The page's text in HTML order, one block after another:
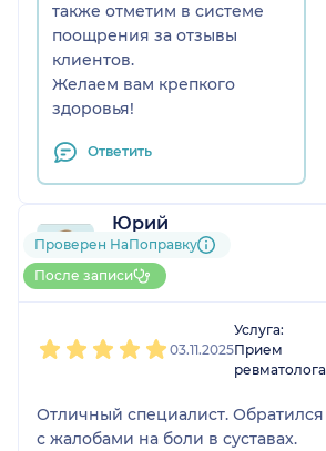
также отметим в системе
поощрения за отзывы
клиентов.
Желаем вам крепкого
здоровья!
Ответить
Юрий
2 отзыва
До 5 записей через
НаПоправку
Проверен НаПоправку
После записи
03.11.2025
Услуга:
Прием
ревматолога
Отличный специалист. Обратился
с жалобами на боли в суставах.